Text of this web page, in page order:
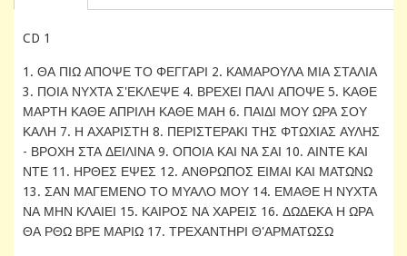
CD 1
1. ΘΑ ΠΙΩ ΑΠΟΨΕ ΤΟ ΦΕΓΓΑΡΙ 2. ΚΑΜΑΡΟΥΛΑ ΜΙΑ ΣΤΑΛΙΑ
3. ΠΟΙΑ ΝΥΧΤΑ Σ'ΕΚΛΕΨΕ 4. ΒΡΕΧΕΙ ΠΑΛΙ ΑΠΟΨΕ 5. ΚΑΘΕ
ΜΑΡΤΗ ΚΑΘΕ ΑΠΡΙΛΗ ΚΑΘΕ ΜΑΗ 6. ΠΑΙΔΙ ΜΟΥ ΩΡΑ ΣΟΥ
ΚΑΛΗ 7. Η ΑΧΑΡΙΣΤΗ 8. ΠΕΡΙΣΤΕΡΑΚΙ ΤΗΣ ΦΤΩΧΙΑΣ ΑΥΛΗΣ
- ΒΡΟΧΗ ΣΤΑ ΔΕΙΛΙΝΑ 9. ΟΠΟΙΑ ΚΑΙ ΝΑ ΣΑΙ 10. ΑΙΝΤΕ ΚΑΙ
ΝΤΕ 11. ΗΡΘΕΣ ΕΨΕΣ 12. ΑΝΘΡΩΠΟΣ ΕΙΜΑΙ ΚΑΙ ΜΑΤΩΝΩ
13. ΣΑΝ ΜΑΓΕΜΕΝΟ ΤΟ ΜΥΑΛΟ ΜΟΥ 14. ΕΜΑΘΕ Η ΝΥΧΤΑ
ΝΑ ΜΗΝ ΚΛΑΙΕΙ 15. ΚΑΙΡΟΣ ΝΑ ΧΑΡΕΙΣ 16. ΔΩΔΕΚΑ Η ΩΡΑ
ΘΑ ΡΘΩ ΒΡΕ ΜΑΡΙΩ 17. ΤΡΕΧΑΝΤΗΡΙ Θ'ΑΡΜΑΤΩΣΩ